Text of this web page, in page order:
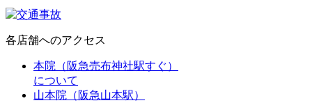
各店舗へのアクセス
本院（阪急売布神社駅すぐ）
について
山本院（阪急山本駅）